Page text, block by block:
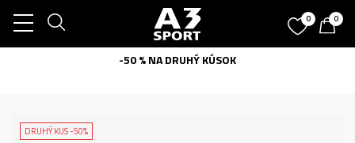
0 0
-50 % NA DRUHÝ KÚSOK
DRUHÝ KUS -50%